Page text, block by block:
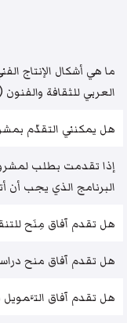
ما هي أشكال الإنتاج
العربي للثقافة
هل يمكنني التقدّم
إذا تقدمت بطلب
البرنامج الذي يجب أن
هل تقدم آفاق مِنَح
هل تقدم آفاق منح
هل تقدم آفاق التَّمويل بنسبة 100 ٪